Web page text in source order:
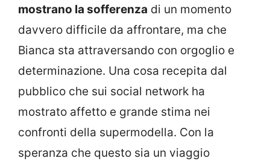
mostrano la sofferenza di un momento
davvero difficile da affrontare, ma che
Bianca sta attraversando con orgoglio e
determinazione. Una cosa recepita dal
pubblico che sui social network ha
mostrato affetto e grande stima nei
confronti della supermodella. Con la
speranza che questo sia un viaggio